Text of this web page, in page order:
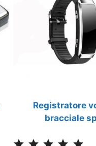
Registratore
bracciale